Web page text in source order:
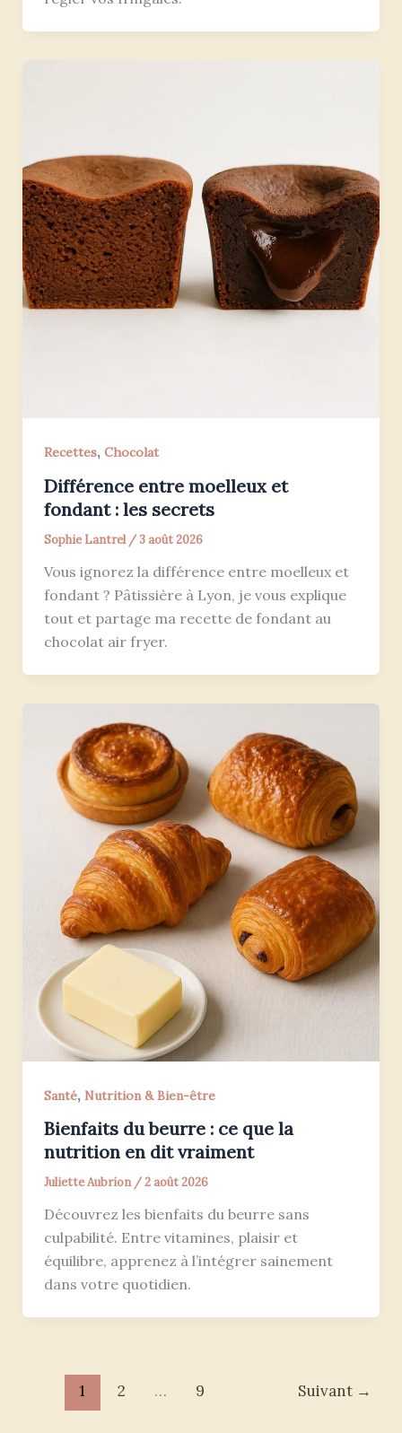
Recettes, Chocolat
Différence entre moelleux et
fondant : les secrets
Sophie Lantrel /3 août 2026
Vous ignorez la différence entre moelleux et
fondant ? Pâtissière à Lyon, je vous explique
tout et partage ma recette de fondant au
chocolat air fryer.
Santé, Nutrition & Bien-être
Bienfaits du beurre : ce que la
nutrition en dit vraiment
Juliette Aubrion/2 août 2026
Découvrez les bienfaits du beurre sans
culpabilité. Entre vitamines, plaisir et
équilibre, apprenez à l’intégrer sainement
dans votre quotidien.
1 2 … 9 Suivant →